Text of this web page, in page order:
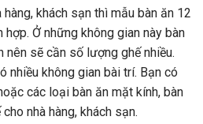
khách sạn thì mẫu bàn ăn 12
Ở những không gian này bàn
nên sẽ cần số lượng ghế nhiều.
nhiều không gian bài trí. Bạn có
các loại bàn ăn mặt kính, bàn
nhà hàng, khách sạn.